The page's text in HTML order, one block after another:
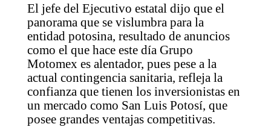
El jefe del Ejecutivo estatal dijo que el
panorama que se vislumbra para la
entidad potosina, resultado de anuncios
como el que hace este día Grupo
Motomex es alentador, pues pese a la
actual contingencia sanitaria, refleja la
confianza que tienen los inversionistas en
un mercado como San Luis Potosí, que
posee grandes ventajas competitivas.